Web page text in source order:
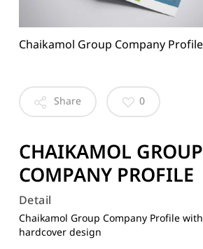
Chaikamol Group Company Profile
Share 0
CHAIKAMOL GROUP
COMPANY PROFILE
Detail
Chaikamol Group Company Profile
hardcover design